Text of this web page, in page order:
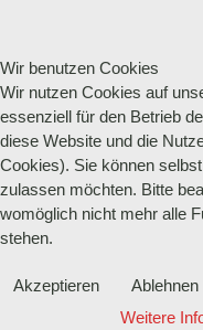
Wir benutzen Cookies
Wir nutzen Cookies auf
essenziell für den Betrieb
diese Website und die
Cookies). Sie können
zulassen möchten. Bitte
womöglich nicht mehr alle
stehen.
Akzeptieren
Ablehnen
Weitere